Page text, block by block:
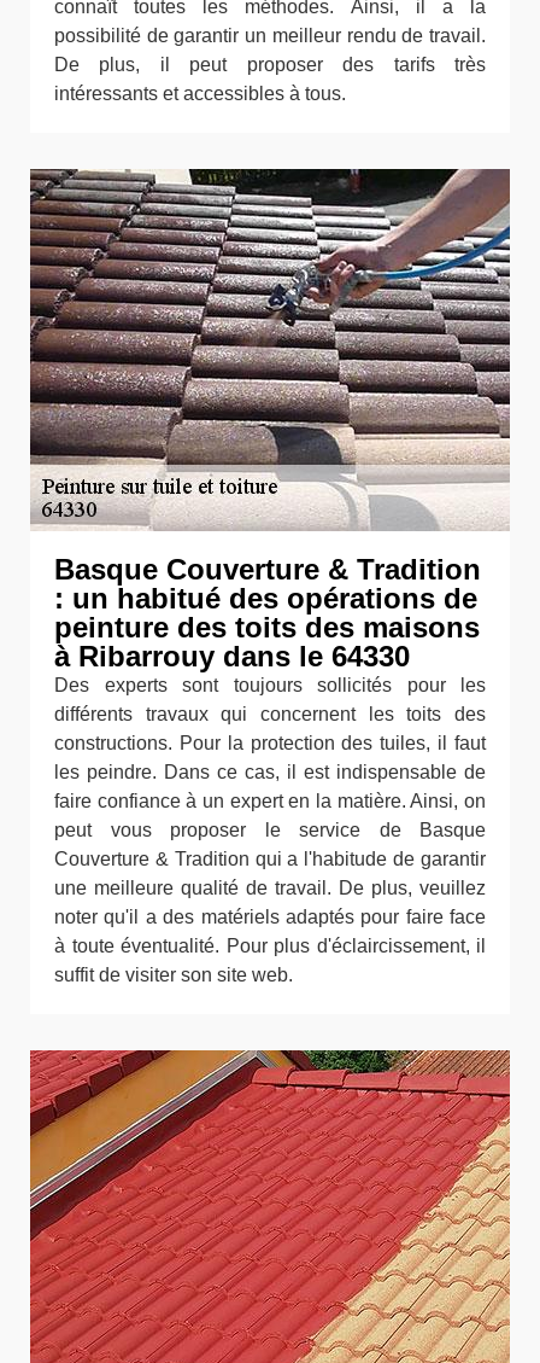
connaît toutes les méthodes. Ainsi, il a la
possibilité de garantir un meilleur rendu de travail.
De plus, il peut proposer des tarifs très
intéressants et accessibles à tous.
Basque Couverture & Tradition
: un habitué des opérations de
peinture des toits des maisons
à Ribarrouy dans le 64330
Des experts sont toujours sollicités pour les
différents travaux qui concernent les toits des
constructions. Pour la protection des tuiles, il faut
les peindre. Dans ce cas, il est indispensable de
faire confiance à un expert en la matière. Ainsi, on
peut vous proposer le service de Basque
Couverture & Tradition qui a l'habitude de garantir
une meilleure qualité de travail. De plus, veuillez
noter qu'il a des matériels adaptés pour faire face
à toute éventualité. Pour plus d'éclaircissement, il
suffit de visiter son site web.